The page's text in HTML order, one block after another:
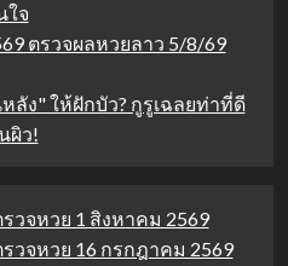
ใจ
ตรวจผลหวยลาว 5/8/69
ง" ให้ฝักบัว? กูรูเฉลยท่าที่ดี
ผิว!
วจหวย 1 สิงหาคม 2569
วจหวย 16 กรกฎาคม 2569